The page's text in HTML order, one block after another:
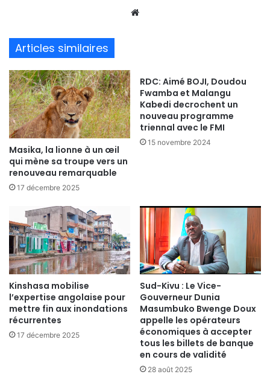
Articles similaires
Masika, la lionne à un œil
qui mène sa troupe vers un
renouveau remarquable
17 décembre 2025
RDC: Aimé BOJI, Doudou
Fwamba et Malangu
Kabedi decrochent un
nouveau programme
triennal avec le FMI
15 novembre 2024
Kinshasa mobilise
l’expertise angolaise pour
mettre fin aux inondations
récurrentes
17 décembre 2025
Sud-Kivu : Le Vice-
Gouverneur Dunia
Masumbuko Bwenge Doux
appelle les opérateurs
économiques à accepter
tous les billets de banque
en cours de validité
28 août 2025